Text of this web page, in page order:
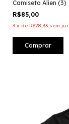
Camiseta Alien (3)
R$85,00
3 x de R$28,33 sem
Comprar